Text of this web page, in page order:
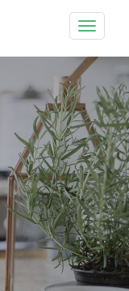
Toggle